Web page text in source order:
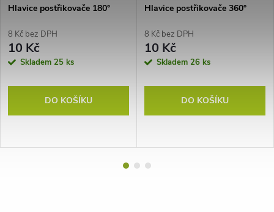
Hlavice postřikovače 180°
8 Kč bez DPH
10 Kč
Skladem 25 ks
DO KOŠÍKU
Hlavice postřikovače 360°
8 Kč bez DPH
10 Kč
Skladem 26 ks
DO KOŠÍKU